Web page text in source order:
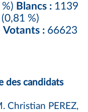
Blancs : 1139
%)
Votants : 66623
des candidats
Christian PEREZ,